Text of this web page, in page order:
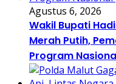
Agustus 6, 2026
Wakil Bupati
Merah Putih,
Program